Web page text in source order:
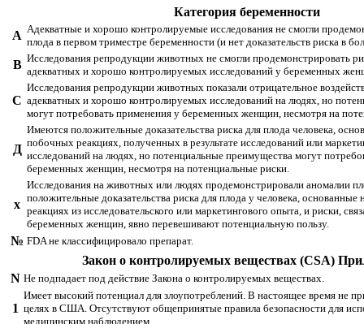
Категория беременности
А Адекватные и хорошо контролируемые исследования не смогли
плода в первом триместре беременности (и нет доказательств риска в
B Исследования репродукции животных не смогли продемонстрировать
адекватных и хорошо контролируемых исследований у беременных
С
Исследования репродукции животных показали отрицательное
адекватных и хорошо контролируемых исследований на людях, но
могут потребовать применения у беременных женщин, несмотря на
Д
Имеются положительные доказательства риска для плода человека,
побочных реакциях, полученных в результате исследований или
исследований на людях, но потенциальные преимущества могут
беременных женщин, несмотря на потенциальные риски.
х
Исследования на животных или людях продемонстрировали аномалии
положительные доказательства риска для плода у человека,
реакциях из исследовательского или маркетингового опыта, и риски,
беременных женщин, явно перевешивают потенциальную пользу.
№ FDA не классифицировало препарат.
Закон о контролируемых веществах (CSA)
N Не подпадает под действие Закона о контролируемых веществах.
1
Имеет высокий потенциал для злоупотреблений. В настоящее время не
целях в США. Отсутствуют общепринятые правила безопасности для
медицинским наблюдением.